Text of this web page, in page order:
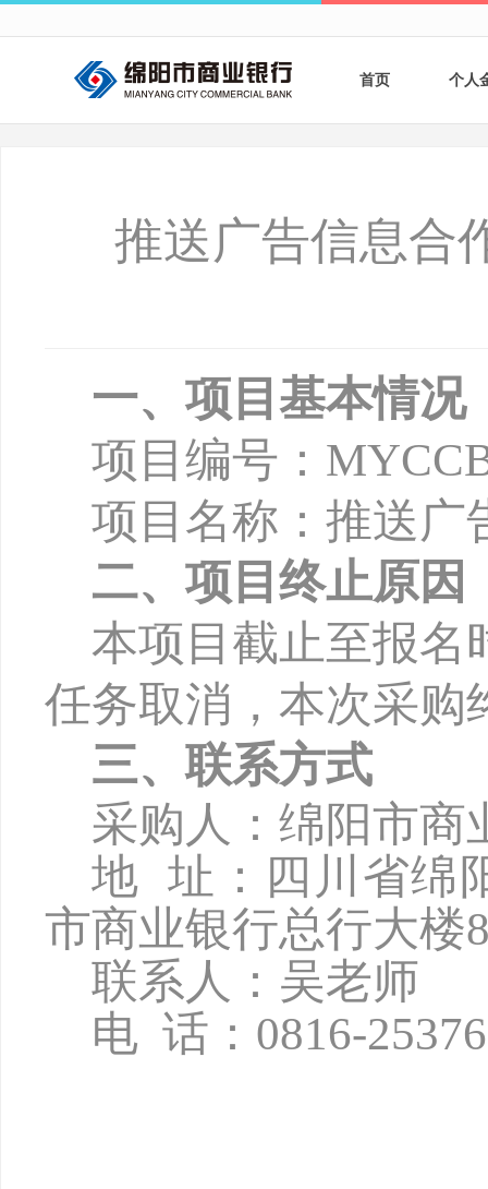
首页 个人
银
推送广告信息合
一、项目基本情况
项目编号：
项目名称：推送广
二、项目终止原因
本项目截止至报名
任务取消，本次采购
三、联系方式
采购人：绵阳市商
地 址：四川省绵
市商业银行总行大楼
联系人：吴老师
电 话： 0816-